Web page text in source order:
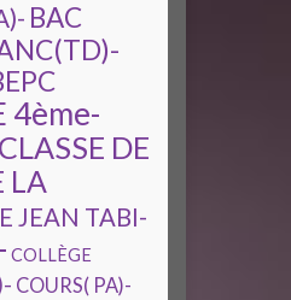
BAC
4ème-
CLASSE DE
LA
JEAN TABI-
COLLÈGE
COURS( PA)-